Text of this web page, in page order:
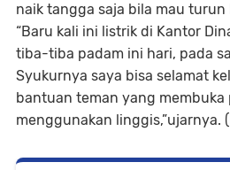
naik tangga saja bila mau turun
“Baru kali ini listrik di Kantor
tiba-tiba padam ini hari, pada
Syukurnya saya bisa selamat
bantuan teman yang
menggunakan linggis,”ujarnya.